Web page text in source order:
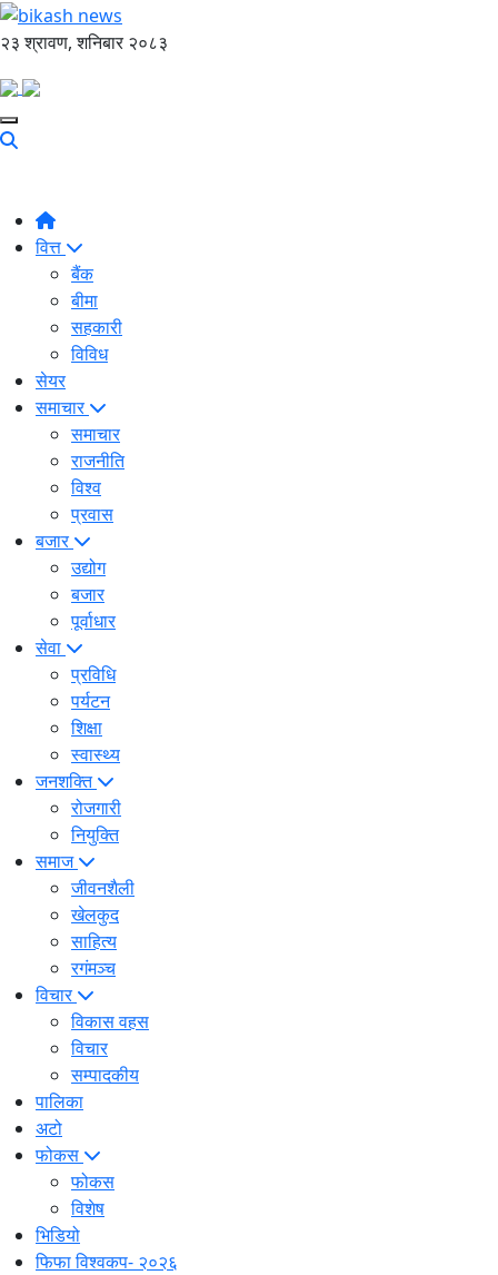
२३ श्रावण, शनिबार २०८३
वित्त
बैंक
बीमा
सहकारी
विविध
सेयर
समाचार
समाचार
राजनीति
विश्व
प्रवास
बजार
उद्योग
बजार
पूर्वाधार
सेवा
प्रविधि
पर्यटन
शिक्षा
स्वास्थ्य
जनशक्ति
रोजगारी
नियुक्ति
समाज
जीवनशैली
खेलकुद
साहित्य
रगंमञ्च
विचार
विकास वहस
विचार
सम्पादकीय
पालिका
अटो
फोकस
फोकस
विशेष
भिडियो
फिफा विश्वकप- २०२६